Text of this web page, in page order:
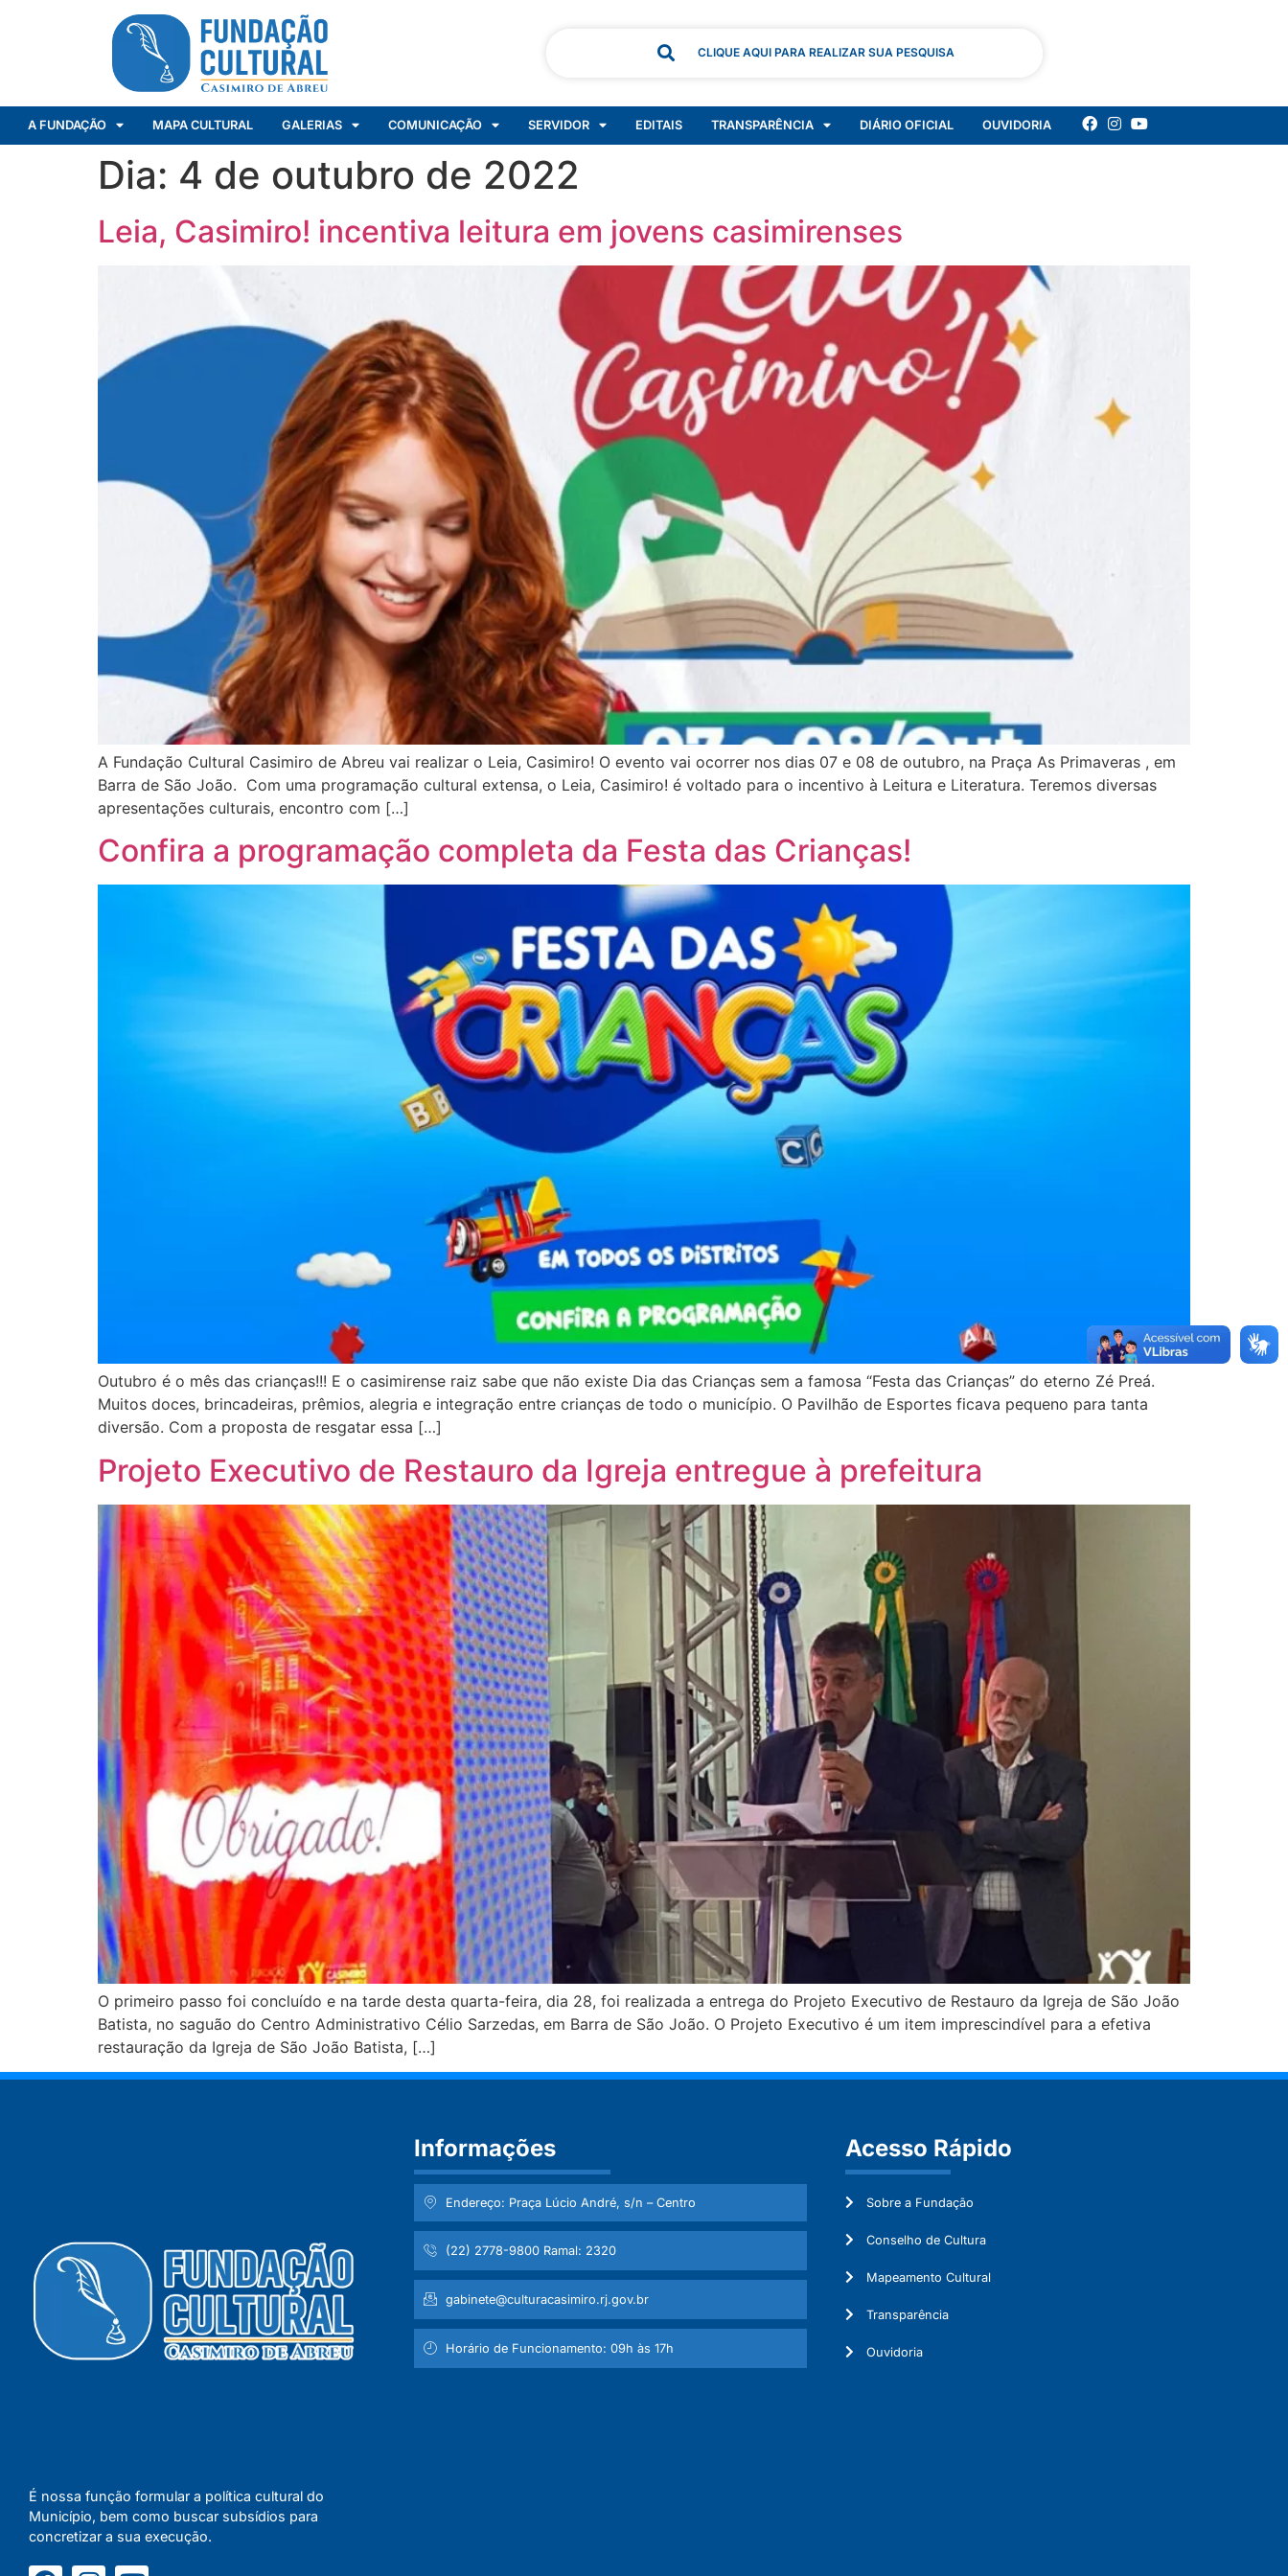
CLIQUE AQUI PARA REALIZAR SUA PESQUISA
A FUNDAÇÃO MAPA CULTURAL GALERIAS COMUNICAÇÃO SERVIDOR EDITAIS TRANSPARÊNCIA DIÁRIO OFICIAL OUVIDORIA
Dia: 4 de outubro de 2022
Leia, Casimiro! incentiva leitura em jovens casimirenses
A Fundação Cultural Casimiro de Abreu vai realizar o Leia, Casimiro! O evento vai ocorrer nos dias 07 e 08 de outubro, na Praça As Primaveras , em
Barra de São João. Com uma programação cultural extensa, o Leia, Casimiro! é voltado para o incentivo à Leitura e Literatura. Teremos diversas
apresentações culturais, encontro com […]
Confira a programação completa da Festa das Crianças!
Outubro é o mês das crianças!!! E o casimirense raiz sabe que não existe Dia das Crianças sem a famosa “Festa das Crianças” do eterno Zé Preá.
Muitos doces, brincadeiras, prêmios, alegria e integração entre crianças de todo o município. O Pavilhão de Esportes ficava pequeno para tanta
diversão. Com a proposta de resgatar essa […]
Projeto Executivo de Restauro da Igreja entregue à prefeitura
O primeiro passo foi concluído e na tarde desta quarta-feira, dia 28, foi realizada a entrega do Projeto Executivo de Restauro da Igreja de São João
Batista, no saguão do Centro Administrativo Célio Sarzedas, em Barra de São João. O Projeto Executivo é um item imprescindível para a efetiva
restauração da Igreja de São João Batista, […]
É nossa função formular a política cultural do
Município, bem como buscar subsídios para
concretizar a sua execução.
Informações
Endereço: Praça Lúcio André, s/n – Centro
(22) 2778-9800 Ramal: 2320
gabinete@culturacasimiro.rj.gov.br
Horário de Funcionamento: 09h às 17h
Acesso Rápido
Sobre a Fundação
Conselho de Cultura
Mapeamento Cultural
Transparência
Ouvidoria